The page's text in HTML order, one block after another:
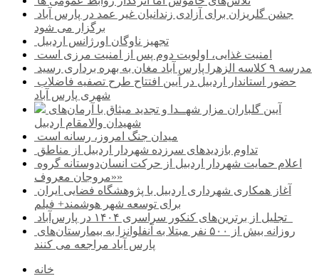
برگزار می شود
تجهیز ناوگان اورژانس اردبیل
امنیت غذایی، اولویت دوم پس از امنیت مرزی است
مدرسه ۹ کلاسه الزهرا پارس آباد مغان به بهره برداری رسید
شهری پارس آباد
شهیدان والامقام اردبیل
میدان جنگ امروز، رسانه است
تداوم بازدیدهای سرزده شهردار اردبیل از مناطق
«مروجان معروف»
برای توسعه شهر هوشمند+ فیلم
پارس آباد مراجعه می کنند
خانه